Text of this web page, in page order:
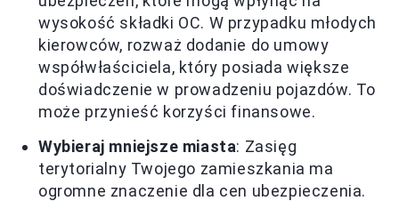
wysokość składki OC. W przypadku młodych
kierowców, rozważ dodanie do umowy
współwłaściciela, który posiada większe
doświadczenie w prowadzeniu pojazdów. To
może przynieść korzyści finansowe.
Wybieraj mniejsze miasta: Zasięg
terytorialny Twojego zamieszkania ma
ogromne znaczenie dla cen ubezpieczenia.